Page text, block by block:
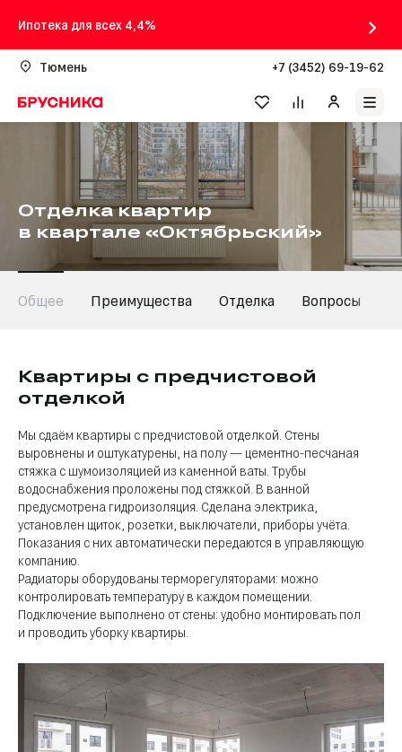
Ипотека для всех 4,4%
Тюмень +7 (3452) 69-19-62
Отделка квартир
в квартале «Октябрьский»
Общее Преимущества Отделка Вопросы
Квартиры с предчистовой
отделкой
Мы сдаём квартиры с предчистовой отделкой. Стены
выровнены и оштукатурены, на полу — цементно-песчаная
стяжка с шумоизоляцией из каменной ваты. Трубы
водоснабжения проложены под стяжкой. В ванной
предусмотрена гидроизоляция. Сделана электрика,
установлен щиток, розетки, выключатели, приборы учёта.
Показания с них автоматически передаются в управляющую
компанию.
Радиаторы оборудованы терморегуляторами: можно
контролировать температуру в каждом помещении.
Подключение выполнено от стены: удобно монтировать пол
и проводить уборку квартиры.